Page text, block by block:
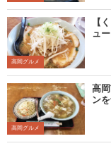
高岡グルメ
【
ュ
高岡グルメ
高
ン